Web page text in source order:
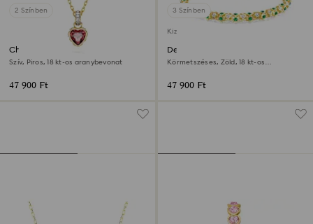
2 Színben
Chroma medál
Szív, Piros, 18 kt-os aranybevonat
47 900 Ft
3 Színben
Kizárólag online elérhető
Dextera karkötő
Körmetszéses, Zöld, 18 kt-os
47 900 Ft